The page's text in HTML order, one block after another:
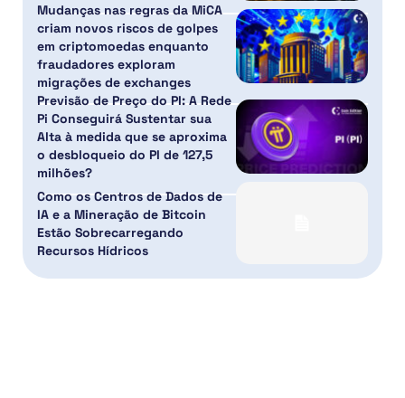
Mudanças nas regras da MiCA
criam novos riscos de golpes
em criptomoedas enquanto
fraudadores exploram
migrações de exchanges
Previsão de Preço do PI: A Rede
Pi Conseguirá Sustentar sua
Alta à medida que se aproxima
o desbloqueio do PI de 127,5
milhões?
Como os Centros de Dados de
IA e a Mineração de Bitcoin
Estão Sobrecarregando
Recursos Hídricos